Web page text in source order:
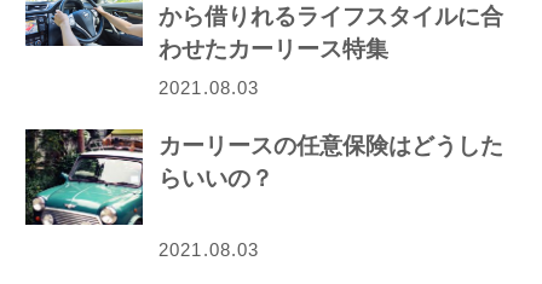
から借りれるライフスタイルに合
わせたカーリース特集
2021.08.03
カーリースの任意保険はどうした
らいいの？
2021.08.03